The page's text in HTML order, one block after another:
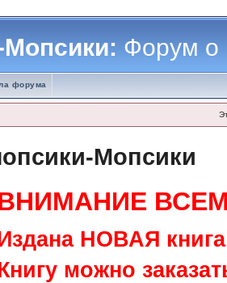
Мопсики:Форум о
форума
Мопсики
НОВАЯ
можно